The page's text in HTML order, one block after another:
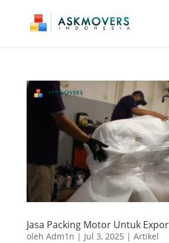
Jasa Packing Motor Untuk
oleh Adm1n | Jul 3, 2025 | Artikel